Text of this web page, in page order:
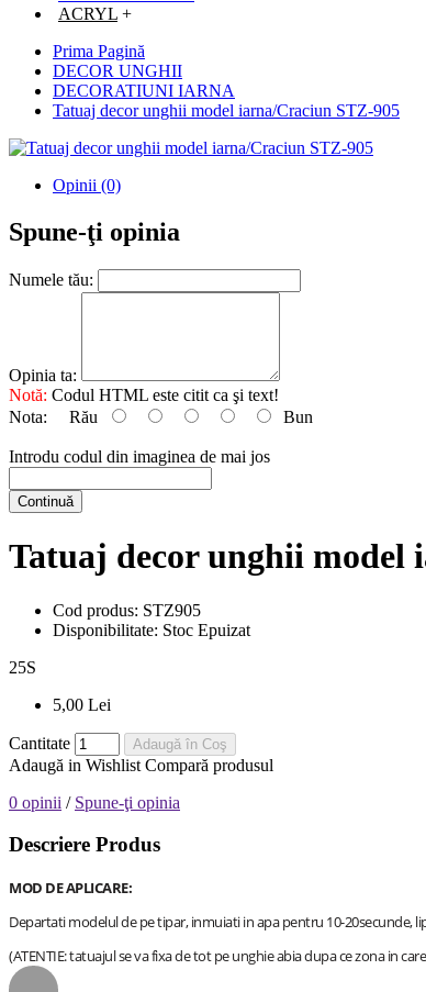
ACRYL +
Prima Pagină
DECOR UNGHII
DECORATIUNI IARNA
Tatuaj decor unghii model iarna/Craciun STZ-905
Opinii (0)
Spune-ţi opinia
Numele tău:
Opinia ta:
Notă: Codul HTML este citit ca şi text!
Nota: Rău Bun
Introdu codul din imaginea de mai jos
Continuă
Tatuaj decor unghii model
Cod produs: STZ905
Disponibilitate: Stoc Epuizat
25S
5,00 Lei
Cantitate Adaugă în Coş
Adaugă in Wishlist Compară produsul
0 opinii / Spune-ţi opinia
Descriere Produs
MOD DE APLICARE:
Departati modelul de pe tipar, inmuiati in apa pentru 10-20secunde,
(ATENTIE: tatuajul se va fixa de tot pe unghie abia dupa ce zona in